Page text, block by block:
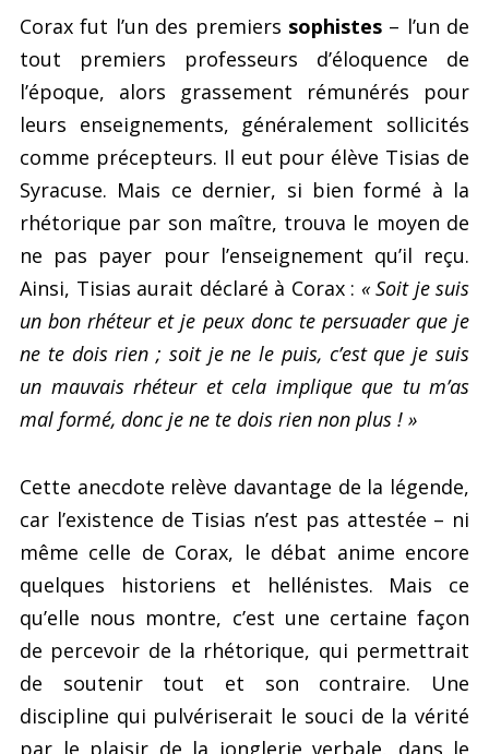
Corax fut l’un des premiers sophistes – l’un de
tout premiers professeurs d’éloquence de
l’époque, alors grassement rémunérés pour
leurs enseignements, généralement sollicités
comme précepteurs. Il eut pour élève Tisias de
Syracuse. Mais ce dernier, si bien formé à la
rhétorique par son maître, trouva le moyen de
ne pas payer pour l’enseignement qu’il reçu.
Ainsi, Tisias aurait déclaré à Corax : « Soit je suis
un bon rhéteur et je peux donc te persuader que je
ne te dois rien ; soit je ne le puis, c’est que je suis
un mauvais rhéteur et cela implique que tu m’as
mal formé, donc je ne te dois rien non plus ! »
Cette anecdote relève davantage de la légende,
car l’existence de Tisias n’est pas attestée – ni
même celle de Corax, le débat anime encore
quelques historiens et hellénistes. Mais ce
qu’elle nous montre, c’est une certaine façon
de percevoir de la rhétorique, qui permettrait
de soutenir tout et son contraire. Une
discipline qui pulvériserait le souci de la vérité
par le plaisir de la jonglerie verbale, dans le